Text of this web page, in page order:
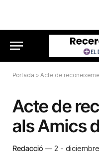
Portada » Acte de
Acte de
als Amics
Redacció 2 - diciembre